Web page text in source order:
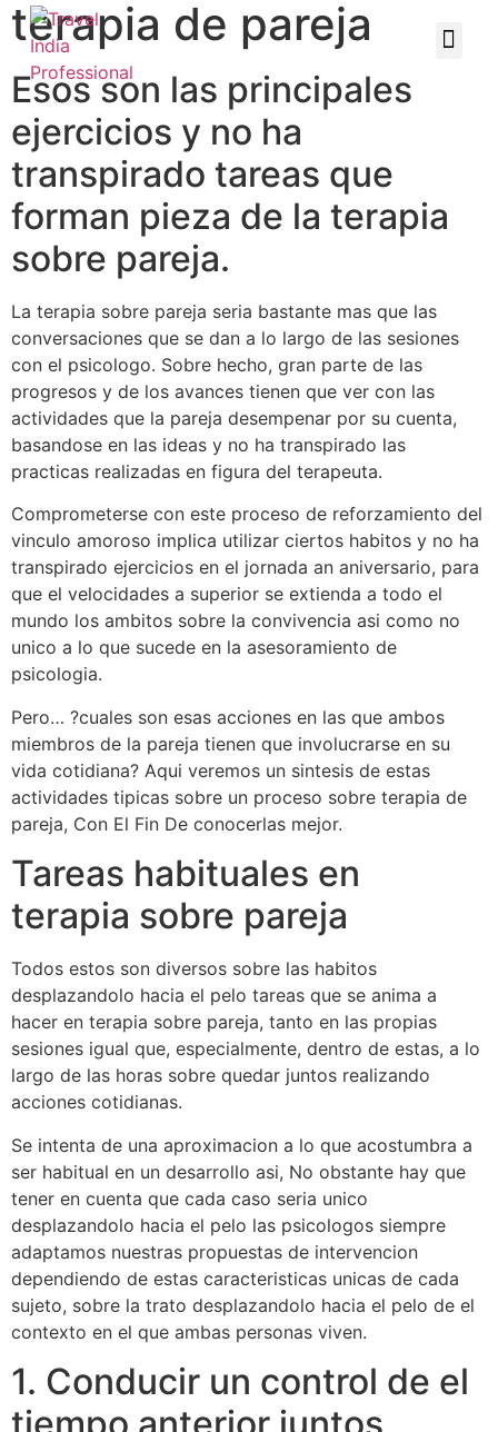
terapia de pareja
Esos son las principales
ejercicios y no ha
transpirado tareas que
forman pieza de la terapia
sobre pareja.
La terapia sobre pareja seri­a bastante mas que las
conversaciones que se dan a lo largo de las sesiones
con el psicologo. Sobre hecho, gran parte de las
progresos y de los avances tienen que ver con las
actividades que la pareja desempenar por su cuenta,
basandose en las ideas y no ha transpirado las
practicas realizadas en figura del terapeuta.
Comprometerse con este proceso de reforzamiento del
vinculo amoroso implica utilizar ciertos habitos y no ha
transpirado ejercicios en el jornada an aniversario, para
que el velocidades a superior se extienda a todo el
mundo los ambitos sobre la convivencia asi­ como no
unico a lo que sucede en la asesoramiento de
psicologia.
Pero… ?cuales son esas acciones en las que ambos
miembros de la pareja tienen que involucrarse en su
vida cotidiana? Aqui veremos un sintesis de estas
actividades tipicas sobre un proceso sobre terapia de
pareja, Con El Fin De conocerlas mejor.
Tareas habituales en
terapia sobre pareja
Todos estos son diversos sobre las habitos
desplazandolo hacia el pelo tareas que se anima a
hacer en terapia sobre pareja, tanto en las propias
sesiones igual que, especialmente, dentro de estas, a lo
largo de las horas sobre quedar juntos realizando
acciones cotidianas.
Se intenta de una aproximacion a lo que acostumbra a
ser habitual en un desarrollo asi, No obstante hay que
tener en cuenta que cada caso seri­a unico
desplazandolo hacia el pelo las psicologos siempre
adaptamos nuestras propuestas de intervencion
dependiendo de estas caracteristicas unicas de cada
sujeto, sobre la trato desplazandolo hacia el pelo de el
contexto en el que ambas personas viven.
1. Conducir un control de el